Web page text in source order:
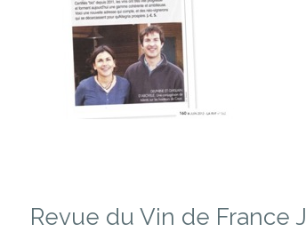
Revue du Vin de France